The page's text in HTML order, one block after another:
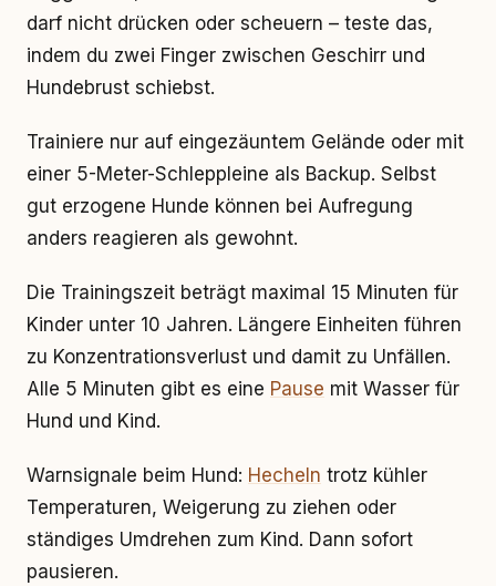
darf nicht drücken oder scheuern – teste das,
indem du zwei Finger zwischen Geschirr und
Hundebrust schiebst.
Trainiere nur auf eingezäuntem Gelände oder mit
einer 5-Meter-Schleppleine als Backup. Selbst
gut erzogene Hunde können bei Aufregung
anders reagieren als gewohnt.
Die Trainingszeit beträgt maximal 15 Minuten für
Kinder unter 10 Jahren. Längere Einheiten führen
zu Konzentrationsverlust und damit zu Unfällen.
Alle 5 Minuten gibt es eine Pause mit Wasser für
Hund und Kind.
Warnsignale beim Hund: Hecheln trotz kühler
Temperaturen, Weigerung zu ziehen oder
ständiges Umdrehen zum Kind. Dann sofort
pausieren.